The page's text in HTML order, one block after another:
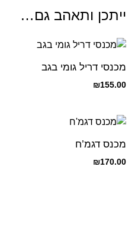
ייתכן ותאהב גם…
מכנסי דריל גומי בגב
₪155.00
מכנס דגמ’ח
₪170.00